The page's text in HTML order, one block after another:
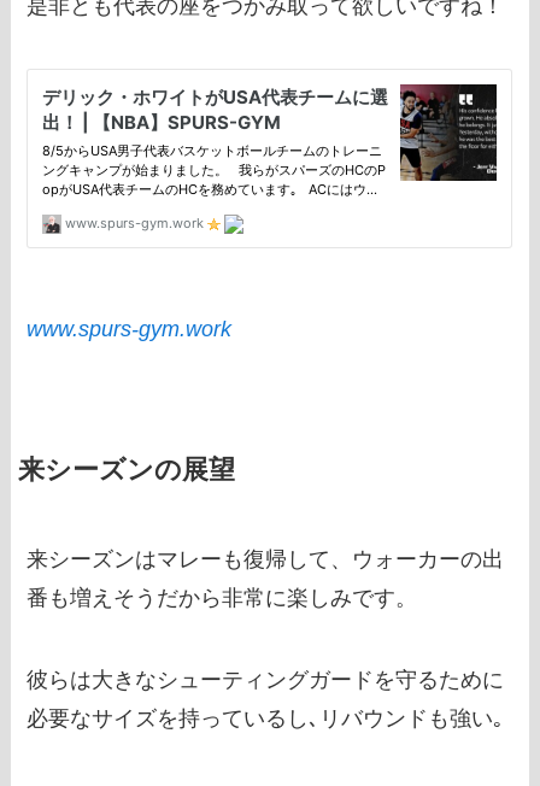
是非とも代表の座をつかみ取って欲しいですね！
www.spurs-gym.work
来シーズンの展望
来シーズンはマレーも復帰して、ウォーカーの出
番も増えそうだから非常に楽しみです。
彼らは大きなシューティングガードを守るために
必要なサイズを持っているし､リバウンドも強い｡